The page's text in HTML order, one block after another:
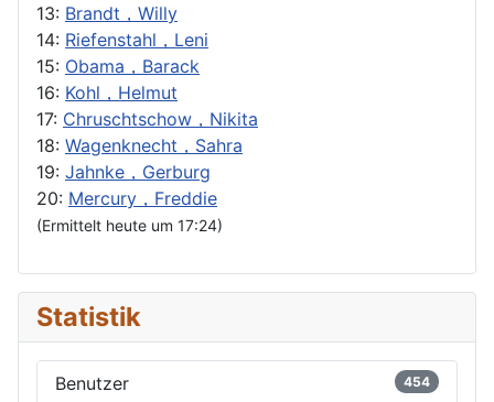
13: Brandt，Willy
14: Riefenstahl，Leni
15: Obama，Barack
16: Kohl，Helmut
17: Chruschtschow，Nikita
18: Wagenknecht，Sahra
19: Jahnke，Gerburg
20: Mercury，Freddie
(Ermittelt heute um 17:24)
Statistik
Benutzer 454